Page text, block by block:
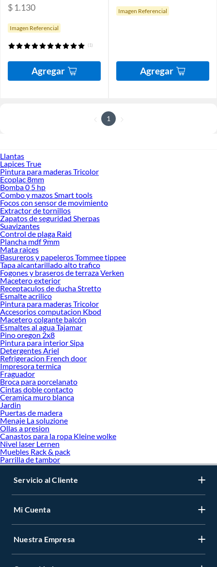
$ 1.130
Imagen Referencial
(1)
Agregar
Imagen Referencial
Agregar
1
Llantas
Lapices True
Pintura para maderas Tricolor
Ecoplac 8mm
Bomba 0 5 hp
Combo y mazos Smart tools
Focos con sensor de movimiento
Extractor de tornillos
Zapatos de seguridad Sherpas
Suavizantes
Control de plaga Raid
Plancha mdf 9mm
Mata raices
Basureros y papeleros Tommee tippee
Tapa alcantarillado alto trafico
Fogones y braseros de terraza Verken
Macetero exterior
Receptaculos de ducha Stretto
Esmalte acrilico
Pintura para maderas Tricolor
Accesorios computacion Kbod
Macetero colgante balcón
Esmaltes al agua Tajamar
Pino oregon 2x8
Pintura para interior Sipa
Detergentes Ariel
Refrigeracion French door
Impresora termica
Fraguador
Broca para porcelanato
Cintas doble contacto
Ceramica muro blanca
Jardin
Puertas de madera
Menaje La soluzione
Ollas a presion
Canastos para la ropa Kleine wolke
Nivel laser Lernen
Muebles Rack & pack
Parrilla de tambor
Servicio al Cliente
Mi Cuenta
Nuestra Empresa